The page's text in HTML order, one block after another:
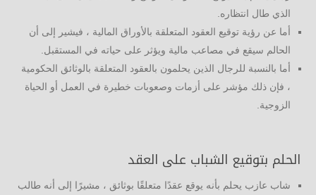
الذي طال انتظاره.
أما عن رؤية توقيع العقود المتعلقة بالأوراق المالية ، فيشير إلى أن
الحالم سيقع في مصاعب مالية ويؤثر على حياته في المستقبل.
أما بالنسبة للرجال الذين يحلمون بالعقود المتعلقة بالوثائق الحكومية
، فإن ذلك مؤشر على أزمات وصعوبات خطيرة في العمل أو الحياة
الزوجية.
الحلم بتوقيع الشباب على العقد
شاب عازب يحلم بأنه يوقع عقدًا متعلقًا بوثائق ، مشيرًا إلى أنه طالب